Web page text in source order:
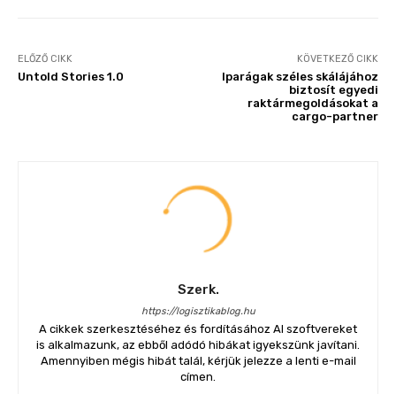
ELŐZŐ CIKK
Untold Stories 1.0
KÖVETKEZŐ CIKK
Iparágak széles skálájához
biztosít egyedi
raktármegoldásokat a
cargo-partner
Szerk.
https://logisztikablog.hu
A cikkek szerkesztéséhez és fordításához AI szoftvereket
is alkalmazunk, az ebből adódó hibákat igyekszünk javítani.
Amennyiben mégis hibát talál, kérjük jelezze a lenti e-mail
címen.